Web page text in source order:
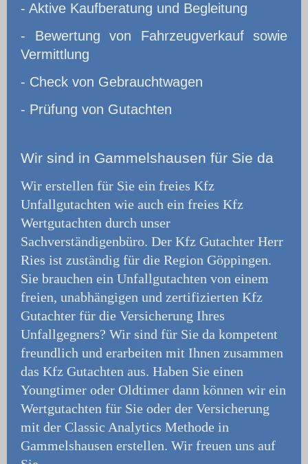
- Aktive Kaufberatung und Begleitung
- Bewertung von Fahrzeugverkauf sowie
Vermittlung
- Check von Gebrauchtwagen
- Prüfung von Gutachten
Wir sind in Gammelshausen für Sie da
Wir erstellen für Sie ein freies Kfz
Unfallgutachten wie auch ein freies Kfz
Wertgutachten durch unser
Sachverständigenbüro. Der Kfz Gutachter Herr
Ries ist zuständig für die Region Göppingen.
Sie brauchen ein Unfallgutachten von einem
freien, unabhängigen und zertifizierten Kfz
Gutachter für die Versicherung Ihres
Unfallgegners? Wir sind für Sie da kompetent
freundlich und erarbeiten mit Ihnen zusammen
das Kfz Gutachten aus. Haben Sie einen
Youngtimer oder Oldtimer dann können wir ein
Wertgutachten für Sie oder der Versicherung
mit der Classic Analytics Methode in
Gammelshausen erstellen. Wir freuen uns auf